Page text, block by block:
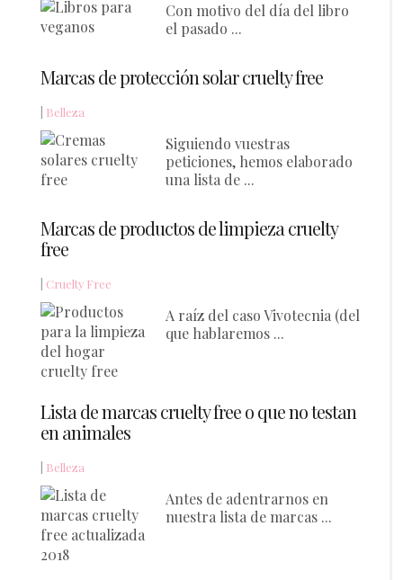
Con motivo del día del libro
el pasado ...
Marcas de protección solar cruelty free
Belleza
Siguiendo vuestras
peticiones, hemos elaborado
una lista de ...
Marcas de productos de limpieza cruelty
free
Cruelty Free
A raíz del caso Vivotecnia (del
que hablaremos ...
Lista de marcas cruelty free o que no testan
en animales
Belleza
Antes de adentrarnos en
nuestra lista de marcas ...